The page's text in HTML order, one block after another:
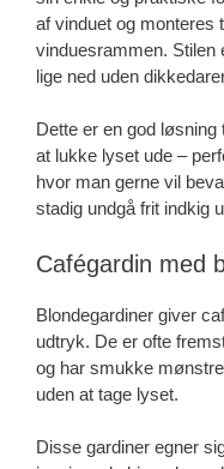
af vinduet og
vinduesrammen. Stilen
lige ned uden
Dette er en god
at lukke lyset ude –
hvor man gerne vil
stadig undgå frit indkig
Cafégardin med
Blondegardiner giver
udtryk. De er ofte
og har smukke
uden at tage lyset.
Disse gardiner egner